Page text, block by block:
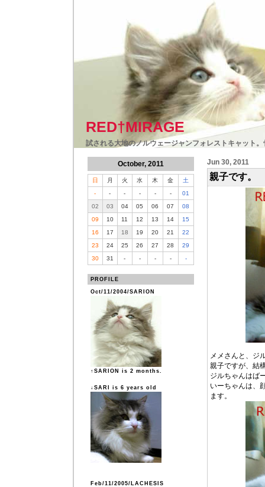
RED†MIRAGE
試される大地のノルウェージャンフォレストキャット
October, 2011
日 月 火 水 木 金
土
-
- - - - -
01
02
03 04 05 06 07
08
09
10 11 12 13 14
15
16
17 18 19 20 21
22
23
24 25 26 27 28
29
30
31 - - - - -
PROFILE
Oct/11/2004/SARION
↑SARION is 2 months.
↓SARI is 6 years old
Feb/11/2005/LACHESIS
Jun 30, 2011
親子です。
メメさんと、ジ
親子ですが、結
ジルちゃんはば
いーちゃんは、
ます。